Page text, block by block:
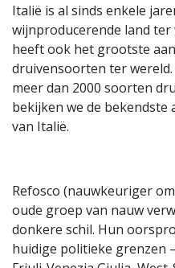
Italië is al sinds enkele
wijnproducerende land ter
heeft ook het grootste
druivensoorten ter
meer dan 2000 soorten
bekijken we de
van Italië.
Refosco (nauwkeuriger
oude groep van nauw
donkere schil. Hun
huidige politieke grenzen